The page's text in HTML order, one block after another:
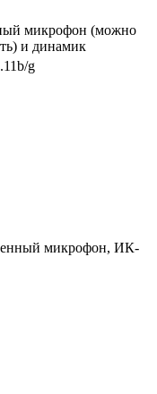
микрофон (можно
и динамик
g
микрофон, ИК-